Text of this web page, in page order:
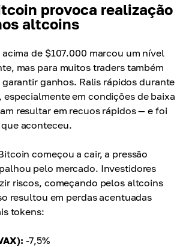
provoca realização
altcoins
de $107.000 marcou um nível
mas para muitos traders também
ganhos. Ralis rápidos durante
especialmente em condições de baixa
resultar em recuos rápidos — e foi
aconteceu.
começou a cair, a pressão
pelo mercado. Investidores
riscos, começando pelos altcoins
resultou em perdas acentuadas
tokens:
-7,5%